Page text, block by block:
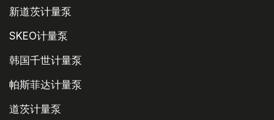
新道茨计量泵
SKEO计量泵
韩国千世计量泵
帕斯菲达计量泵
道茨计量泵